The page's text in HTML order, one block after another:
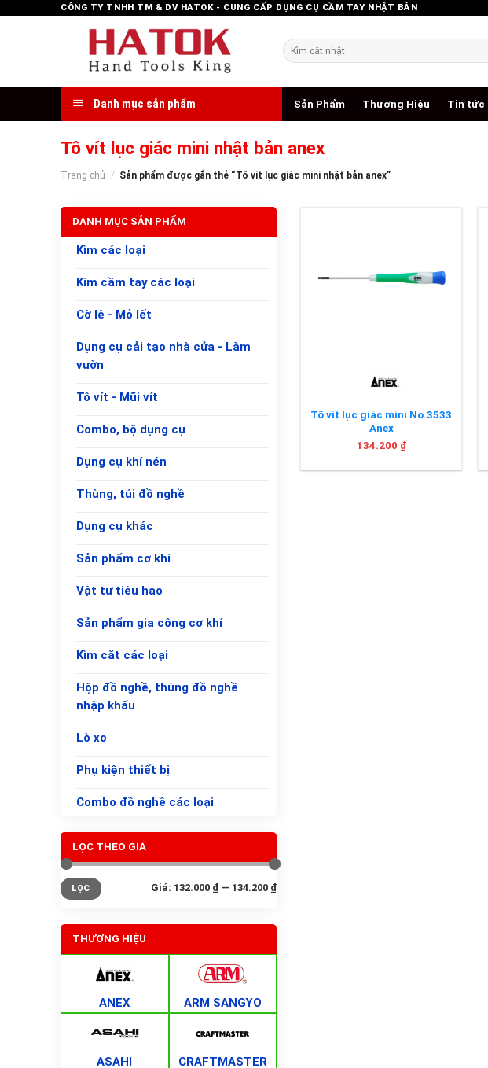
CÔNG TY TNHH TM & DV HATOK - CUNG CẤP DỤNG CỤ CẦM TAY NHẬT BẢN
Tìm
kiếm:
Danh mục sản phẩm Sản Phẩm Thương Hiệu Tin tức
Tô vít lục giác mini nhật bản anex
Trang chủ / Sản phẩm được gắn thẻ “Tô vít lục giác mini nhật bản anex”
DANH MỤC SẢN PHẨM
Kìm các loại
Kìm cầm tay các loại
Cờ lê - Mỏ lết
Dụng cụ cải tạo nhà cửa - Làm
vườn
Tô vít - Mũi vít
Combo, bộ dụng cụ
Dụng cụ khí nén
Thùng, túi đồ nghề
Dụng cụ khác
Sản phẩm cơ khí
Vật tư tiêu hao
Sản phẩm gia công cơ khí
Kìm cắt các loại
Hộp đồ nghề, thùng đồ nghề
nhập khẩu
Lò xo
Phụ kiện thiết bị
Combo đồ nghề các loại
LỌC THEO GIÁ
Giá
tối
thiểu
Giá
tối
đa
LỌC Giá: 132.000 ₫ — 134.200 ₫
THƯƠNG HIỆU
ANEX ARM SANGYO
ASAHI CRAFTMASTER
Tô vít lục giác mini No.3533
Anex
134.200 ₫